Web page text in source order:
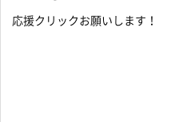
応援クリックお願いします！